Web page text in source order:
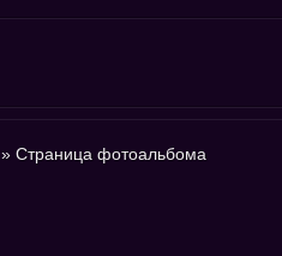
» Страница фотоальбома